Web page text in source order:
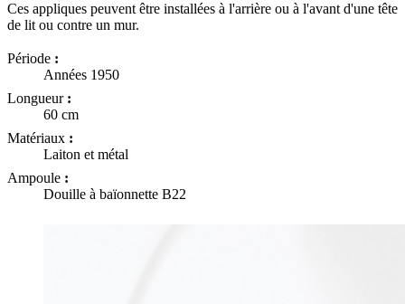
Ces appliques peuvent être installées à l'arrière ou à l'avant d'une tête
de lit ou contre un mur.
Période :
Années 1950
Longueur :
60 cm
Matériaux :
Laiton et métal
Ampoule :
Douille à baïonnette B22